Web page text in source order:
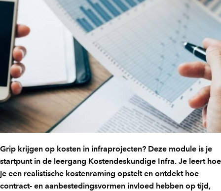
Grip krijgen op kosten in infraprojecten? Deze module is je
startpunt in de leergang Kostendeskundige Infra. Je leert hoe
je een realistische kostenraming opstelt en ontdekt hoe
contract- en aanbestedingsvormen invloed hebben op tijd,